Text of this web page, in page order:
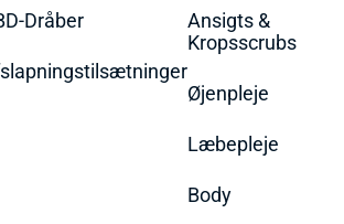
Dråber
Ansigts &
Kropsscrubs
Øjenpleje
Læbepleje
Body